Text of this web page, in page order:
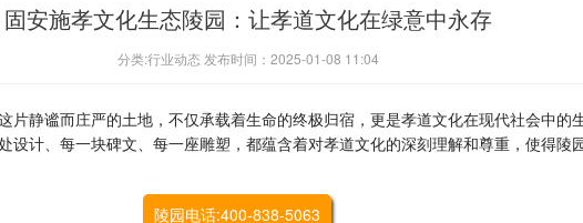
固安施孝文化生态陵园：让孝道文化在绿意中永存
分类:行业动态 发布时间：2025-01-08 11:04
静谧而庄严的土地，不仅承载着生命的终极归宿，更是孝道文化在现代社会中的
计、每一块碑文、每一座雕塑，都蕴含着对孝道文化的深刻理解和尊重，使得陵
陵园电话:400-838-5063